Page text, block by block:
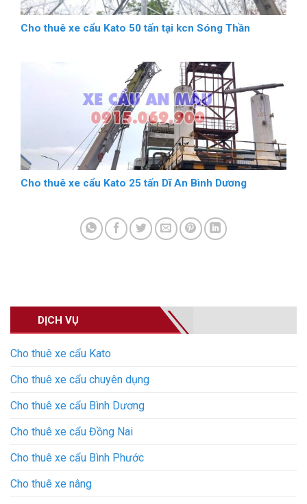
DỊCH VỤ
Cho thuê xe cẩu Kato
Cho thuê xe cẩu chuyên dụng
Cho thuê xe cẩu Bình Dương
Cho thuê xe cẩu Đồng Nai
Cho thuê xe cẩu Bình Phước
Cho thuê xe nâng
Cho thuê xe cẩu Kato 50 tấn tại kcn Sóng Thần
Cho thuê xe cẩu Kato 25 tấn Dĩ An Bình Dương